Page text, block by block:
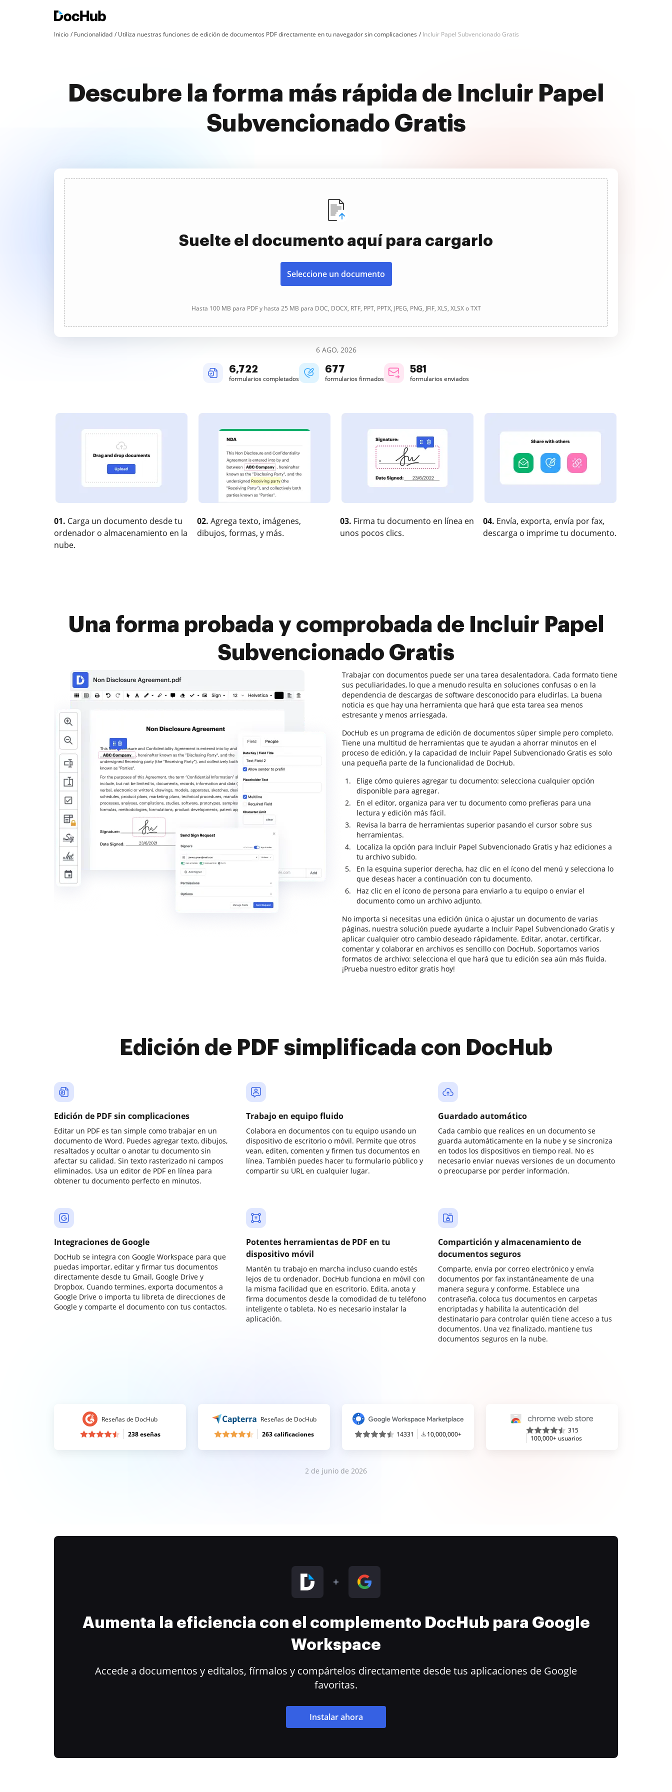
Inicio Funcionalidad Utiliza nuestras funciones de edición de documentos PDF directamente en tu navegador sin complicaciones Incluir Papel Subvencionado Gratis
Descubre la forma más rápida de Incluir Papel
Subvencionado Gratis
Suelte el documento aquí para cargarlo
Seleccione un documento
Hasta 100 MB para PDF y hasta 25 MB para DOC, DOCX, RTF, PPT, PPTX, JPEG, PNG, JFIF, XLS, XLSX o TXT
6 AGO, 2026
6,723
formularios completados
677
formularios firmados
581
formularios enviados
01. Carga un documento desde tu
ordenador o almacenamiento en la
nube.
02. Agrega texto, imágenes,
dibujos, formas, y más.
03. Firma tu documento en línea en
unos pocos clics.
04. Envía, exporta, envía por fax,
descarga o imprime tu documento.
Una forma probada y comprobada de Incluir Papel
Subvencionado Gratis
Trabajar con documentos puede ser una tarea desalentadora. Cada formato tiene
sus peculiaridades, lo que a menudo resulta en soluciones confusas o en la
dependencia de descargas de software desconocido para eludirlas. La buena
noticia es que hay una herramienta que hará que esta tarea sea menos
estresante y menos arriesgada.
DocHub es un programa de edición de documentos súper simple pero completo.
Tiene una multitud de herramientas que te ayudan a ahorrar minutos en el
proceso de edición, y la capacidad de Incluir Papel Subvencionado Gratis es solo
una pequeña parte de la funcionalidad de DocHub.
Elige cómo quieres agregar tu documento: selecciona cualquier opción
disponible para agregar.
En el editor, organiza para ver tu documento como prefieras para una
lectura y edición más fácil.
Revisa la barra de herramientas superior pasando el cursor sobre sus
herramientas.
Localiza la opción para Incluir Papel Subvencionado Gratis y haz ediciones a
tu archivo subido.
En la esquina superior derecha, haz clic en el ícono del menú y selecciona lo
que deseas hacer a continuación con tu documento.
Haz clic en el ícono de persona para enviarlo a tu equipo o enviar el
documento como un archivo adjunto.
No importa si necesitas una edición única o ajustar un documento de varias
páginas, nuestra solución puede ayudarte a Incluir Papel Subvencionado Gratis y
aplicar cualquier otro cambio deseado rápidamente. Editar, anotar, certificar,
comentar y colaborar en archivos es sencillo con DocHub. Soportamos varios
formatos de archivo: selecciona el que hará que tu edición sea aún más fluida.
¡Prueba nuestro editor gratis hoy!
Edición de PDF simplificada con DocHub
Edición de PDF sin complicaciones
Editar un PDF es tan simple como trabajar en un
documento de Word. Puedes agregar texto, dibujos,
resaltados y ocultar o anotar tu documento sin
afectar su calidad. Sin texto rasterizado ni campos
eliminados. Usa un editor de PDF en línea para
obtener tu documento perfecto en minutos.
Trabajo en equipo fluido
Colabora en documentos con tu equipo usando un
dispositivo de escritorio o móvil. Permite que otros
vean, editen, comenten y firmen tus documentos en
línea. También puedes hacer tu formulario público y
compartir su URL en cualquier lugar.
Guardado automático
Cada cambio que realices en un documento se
guarda automáticamente en la nube y se sincroniza
en todos los dispositivos en tiempo real. No es
necesario enviar nuevas versiones de un documento
o preocuparse por perder información.
Integraciones de Google
DocHub se integra con Google Workspace para que
puedas importar, editar y firmar tus documentos
directamente desde tu Gmail, Google Drive y
Dropbox. Cuando termines, exporta documentos a
Google Drive o importa tu libreta de direcciones de
Google y comparte el documento con tus contactos.
Potentes herramientas de PDF en tu
dispositivo móvil
Mantén tu trabajo en marcha incluso cuando estés
lejos de tu ordenador. DocHub funciona en móvil con
la misma facilidad que en escritorio. Edita, anota y
firma documentos desde la comodidad de tu teléfono
inteligente o tableta. No es necesario instalar la
aplicación.
Compartición y almacenamiento de
documentos seguros
Comparte, envía por correo electrónico y envía
documentos por fax instantáneamente de una
manera segura y conforme. Establece una
contraseña, coloca tus documentos en carpetas
encriptadas y habilita la autenticación del
destinatario para controlar quién tiene acceso a tus
documentos. Una vez finalizado, mantiene tus
documentos seguros en la nube.
Reseñas de DocHub
238 eseñas
Reseñas de DocHub
263 calificaciones
14331 10,000,000+
315
100,000+ usuarios
2 de junio de 2026
Aumenta la eficiencia con el complemento DocHub para Google
Workspace
Accede a documentos y edítalos, fírmalos y compártelos directamente desde tus aplicaciones de Google
favoritas.
Instalar ahora